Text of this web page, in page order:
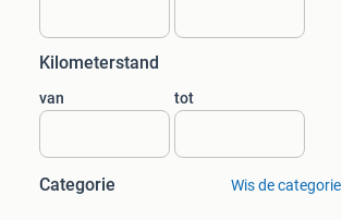
Kilometerstand
van tot
Categorie Wis de categorie